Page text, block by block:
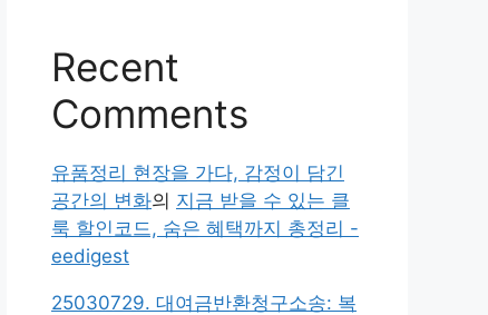
Recent
Comments
유품정리 현장을 가다, 감정이 담긴
공간의 변화의 지금 받을 수 있는 클
룩 할인코드, 숨은 혜택까지 총정리 -
eedigest
25030729. 대여금반환청구소송: 복